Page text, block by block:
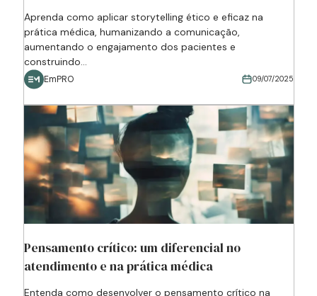
Aprenda como aplicar storytelling ético e eficaz na
prática médica, humanizando a comunicação,
aumentando o engajamento dos pacientes e
construindo...
EmPRO 09/07/2025
Pensamento crítico: um diferencial no
atendimento e na prática médica
Entenda como desenvolver o pensamento crítico na